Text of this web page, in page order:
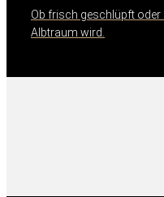
Ob frisch geschlüpft oder
Albtraum wird.